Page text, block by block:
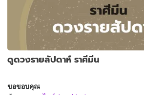
ดูดวงรายสัปดาห์ ราศีมีน
ขอขอบคุณ